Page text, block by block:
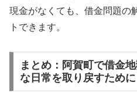
現金がなくても、借金問題の
トできます。
まとめ：阿賀町で借金
な日常を取り戻すために